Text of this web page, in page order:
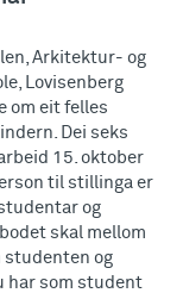
Arkitektur- og
Lovisenberg
om eit felles
Dei seks
15. oktober
til stillinga er
og
skal mellom
studenten og
har som student